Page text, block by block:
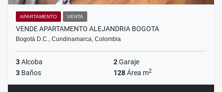
APARTAMENTO VENTA
VENDE APARTAMENTO ALEJANDRIA BOGOTA
Bogotá D.C., Cundinamarca, Colombia
3Alcoba 2Garaje
3 Baños 128Área m2